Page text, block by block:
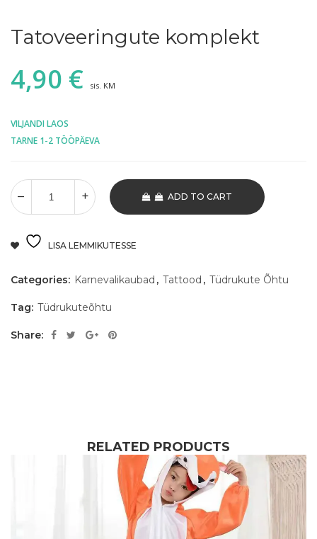
Tatoveeringute komplekt
4,90 € sis. KM
VILJANDI LAOS
TARNE 1-2 TÖÖPÄEVA
ADD TO CART
LISA LEMMIKUTESSE
Categories: Karnevalikaubad , Tattood , Tüdrukute Õhtu
Tag: Tüdrukuteõhtu
Share:
RELATED PRODUCTS